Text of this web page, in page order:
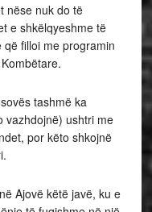
nëse nuk do të
e shkëlqyeshme të
filloi me programin
tashmë ka
vazhdojnë) ushtri me
por këto shkojnë
Ajovë këtë javë, ku e